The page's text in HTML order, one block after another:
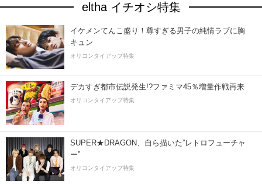
eltha イチオシ特集
イケメンてんこ盛り！尊すぎる男子の純情ラブに胸
キュン
オリコンタイアップ特集
デカすぎ都市伝説発生!?ファミマ45％増量作戦再来
オリコンタイアップ特集
SUPER★DRAGON、自ら描いた”レトロフューチャ
ー”
オリコンタイアップ特集